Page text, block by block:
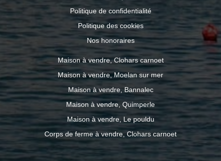
Politique de confidentialité
Politique des cookies
Nos honoraires
Maison à vendre, Clohars carnoet
Maison à vendre, Moelan sur mer
Maison à vendre, Bannalec
Maison à vendre, Quimperle
Maison à vendre, Le pouldu
Corps de ferme à vendre, Clohars carnoet